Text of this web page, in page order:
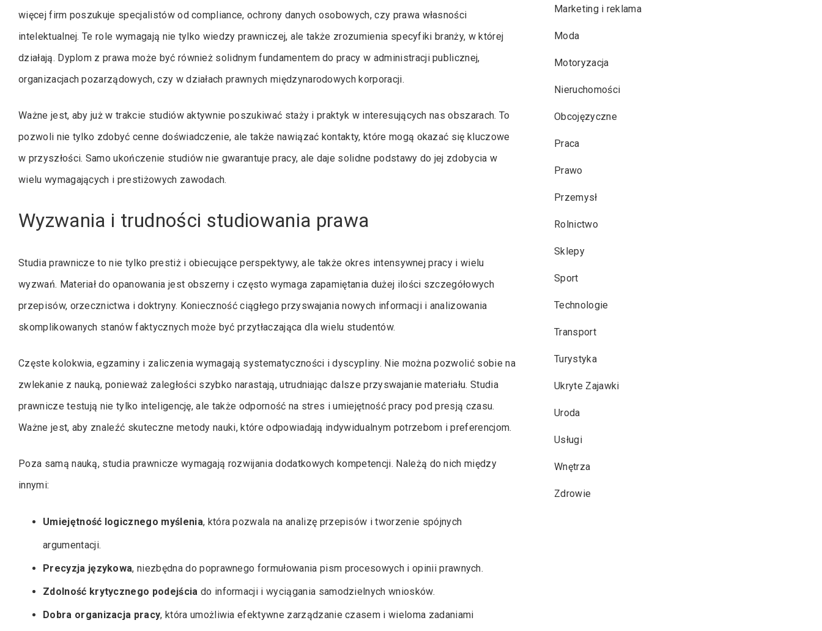
więcej firm poszukuje specjalistów od compliance, ochrony danych osobowych, czy prawa własności
intelektualnej. Te role wymagają nie tylko wiedzy prawniczej, ale także zrozumienia specyfiki branży, w której
działają. Dyplom z prawa może być również solidnym fundamentem do pracy w administracji publicznej,
organizacjach pozarządowych, czy w działach prawnych międzynarodowych korporacji.
Ważne jest, aby już w trakcie studiów aktywnie poszukiwać staży i praktyk w interesujących nas obszarach. To
pozwoli nie tylko zdobyć cenne doświadczenie, ale także nawiązać kontakty, które mogą okazać się kluczowe
w przyszłości. Samo ukończenie studiów nie gwarantuje pracy, ale daje solidne podstawy do jej zdobycia w
wielu wymagających i prestiżowych zawodach.
Wyzwania i trudności studiowania prawa
Studia prawnicze to nie tylko prestiż i obiecujące perspektywy, ale także okres intensywnej pracy i wielu
wyzwań. Materiał do opanowania jest obszerny i często wymaga zapamiętania dużej ilości szczegółowych
przepisów, orzecznictwa i doktryny. Konieczność ciągłego przyswajania nowych informacji i analizowania
skomplikowanych stanów faktycznych może być przytłaczająca dla wielu studentów.
Częste kolokwia, egzaminy i zaliczenia wymagają systematyczności i dyscypliny. Nie można pozwolić sobie na
zwlekanie z nauką, ponieważ zaległości szybko narastają, utrudniając dalsze przyswajanie materiału. Studia
prawnicze testują nie tylko inteligencję, ale także odporność na stres i umiejętność pracy pod presją czasu.
Ważne jest, aby znaleźć skuteczne metody nauki, które odpowiadają indywidualnym potrzebom i preferencjom.
Poza samą nauką, studia prawnicze wymagają rozwijania dodatkowych kompetencji. Należą do nich między
innymi:
Umiejętność logicznego myślenia, która pozwala na analizę przepisów i tworzenie spójnych
argumentacji.
Precyzja językowa, niezbędna do poprawnego formułowania pism procesowych i opinii prawnych.
Zdolność krytycznego podejścia do informacji i wyciągania samodzielnych wniosków.
Dobra organizacja pracy, która umożliwia efektywne zarządzanie czasem i wieloma zadaniami
Marketing i reklama
Moda
Motoryzacja
Nieruchomości
Obcojęzyczne
Praca
Prawo
Przemysł
Rolnictwo
Sklepy
Sport
Technologie
Transport
Turystyka
Ukryte Zajawki
Uroda
Usługi
Wnętrza
Zdrowie